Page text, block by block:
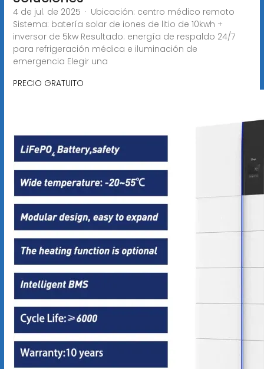
4 de jul. de 2025 · Ubicación: centro médico remoto
Sistema: batería solar de iones de litio de 10kwh +
inversor de 5kw Resultado: energía de respaldo 24/7
para refrigeración médica e iluminación de
emergencia Elegir una
PRECIO GRATUITO